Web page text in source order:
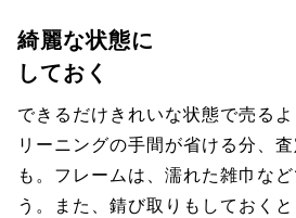
綺麗な状態に
しておく
できるだけきれいな状態で売る
リーニングの手間が省ける分、
も。フレームは、濡れた雑巾な
う。また、錆び取りもしておくと